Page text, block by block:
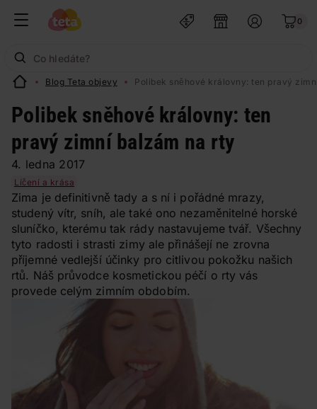
0
Blog Teta objevy Polibek sněhové královny: ten pravý
Polibek sněhové královny: ten
pravý zimní balzám na rty
4. ledna 2017
Líčení a krása
Zima je definitivně tady a s ní i pořádné mrazy,
studený vítr, sníh, ale také ono nezaměnitelné horské
sluníčko, kterému tak rády nastavujeme tvář. Všechny
tyto radosti i strasti zimy ale přinášejí ne zrovna
příjemné vedlejší účinky pro citlivou pokožku našich
rtů. Náš průvodce kosmetickou péčí o rty vás
provede celým zimním obdobím.